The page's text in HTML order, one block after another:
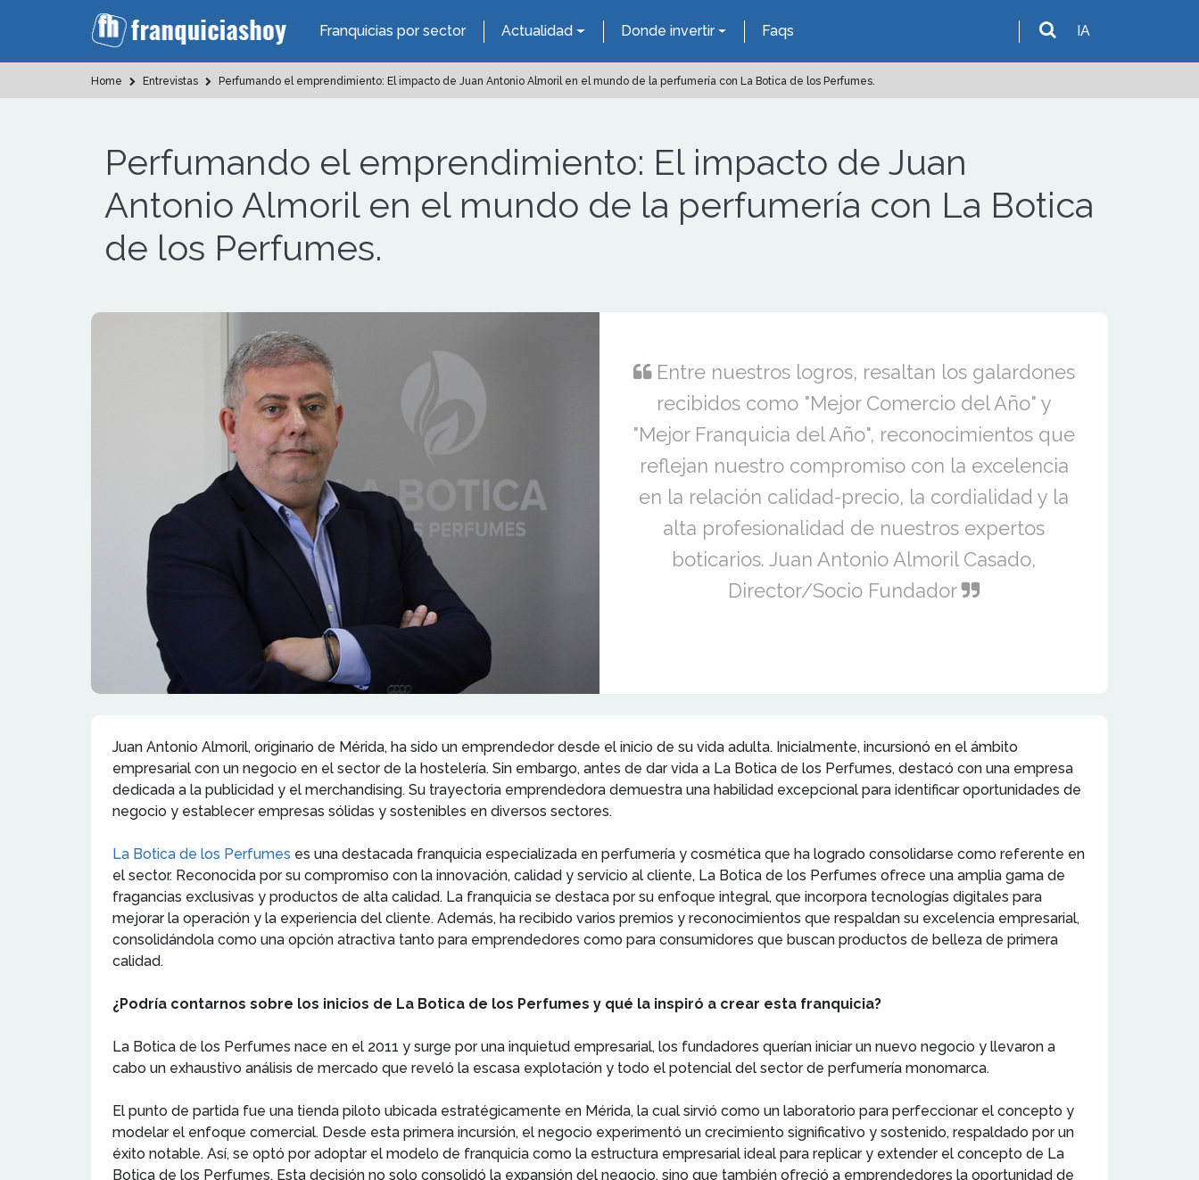
Franquicias por sector Actualidad Donde invertir Faqs IA
Home Entrevistas Perfumando el emprendimiento: El impacto de Juan Antonio Almoril en el mundo de la perfumería con La Botica de los Perfumes.
Perfumando el emprendimiento: El impacto de Juan
Antonio Almoril en el mundo de la perfumería con La Botica
de los Perfumes.
Entre nuestros logros, resaltan los galardones
recibidos como "Mejor Comercio del Año" y
"Mejor Franquicia del Año", reconocimientos que
reflejan nuestro compromiso con la excelencia
en la relación calidad-precio, la cordialidad y la
alta profesionalidad de nuestros expertos
boticarios. Juan Antonio Almoril Casado,
Director/Socio Fundador
Juan Antonio Almoril, originario de Mérida, ha sido un emprendedor desde el inicio de su vida adulta. Inicialmente, incursionó en el ámbito
empresarial con un negocio en el sector de la hostelería. Sin embargo, antes de dar vida a La Botica de los Perfumes, destacó con una empresa
dedicada a la publicidad y el merchandising. Su trayectoria emprendedora demuestra una habilidad excepcional para identificar oportunidades de
negocio y establecer empresas sólidas y sostenibles en diversos sectores.
La Botica de los Perfumes es una destacada franquicia especializada en perfumería y cosmética que ha logrado consolidarse como referente en
el sector. Reconocida por su compromiso con la innovación, calidad y servicio al cliente, La Botica de los Perfumes ofrece una amplia gama de
fragancias exclusivas y productos de alta calidad. La franquicia se destaca por su enfoque integral, que incorpora tecnologías digitales para
mejorar la operación y la experiencia del cliente. Además, ha recibido varios premios y reconocimientos que respaldan su excelencia empresarial,
consolidándola como una opción atractiva tanto para emprendedores como para consumidores que buscan productos de belleza de primera
calidad.
¿Podría contarnos sobre los inicios de La Botica de los Perfumes y qué la inspiró a crear esta franquicia?
La Botica de los Perfumes nace en el 2011 y surge por una inquietud empresarial, los fundadores querían iniciar un nuevo negocio y llevaron a
cabo un exhaustivo análisis de mercado que reveló la escasa explotación y todo el potencial del sector de perfumería monomarca.
El punto de partida fue una tienda piloto ubicada estratégicamente en Mérida, la cual sirvió como un laboratorio para perfeccionar el concepto y
modelar el enfoque comercial. Desde esta primera incursión, el negocio experimentó un crecimiento significativo y sostenido, respaldado por un
éxito notable. Así, se optó por adoptar el modelo de franquicia como la estructura empresarial ideal para replicar y extender el concepto de La
Botica de los Perfumes. Esta decisión no solo consolidó la expansión del negocio, sino que también ofreció a emprendedores la oportunidad de